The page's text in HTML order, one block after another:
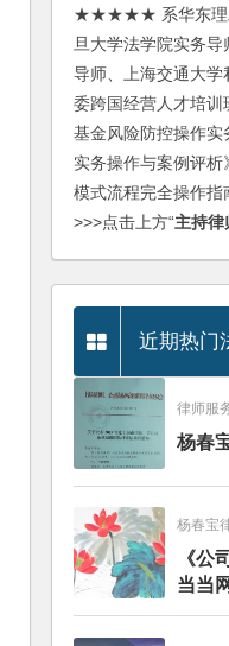
★★★★★ 系华东理
旦大学法学院实务
导师、上海交通大
委跨国经营人才培
基金风险防控操作
实务操作与案例评
模式流程完全操作指
>>>点击上方“主持律
近期热门
律师服
杨春
杨春宝
《公
当当
畅销